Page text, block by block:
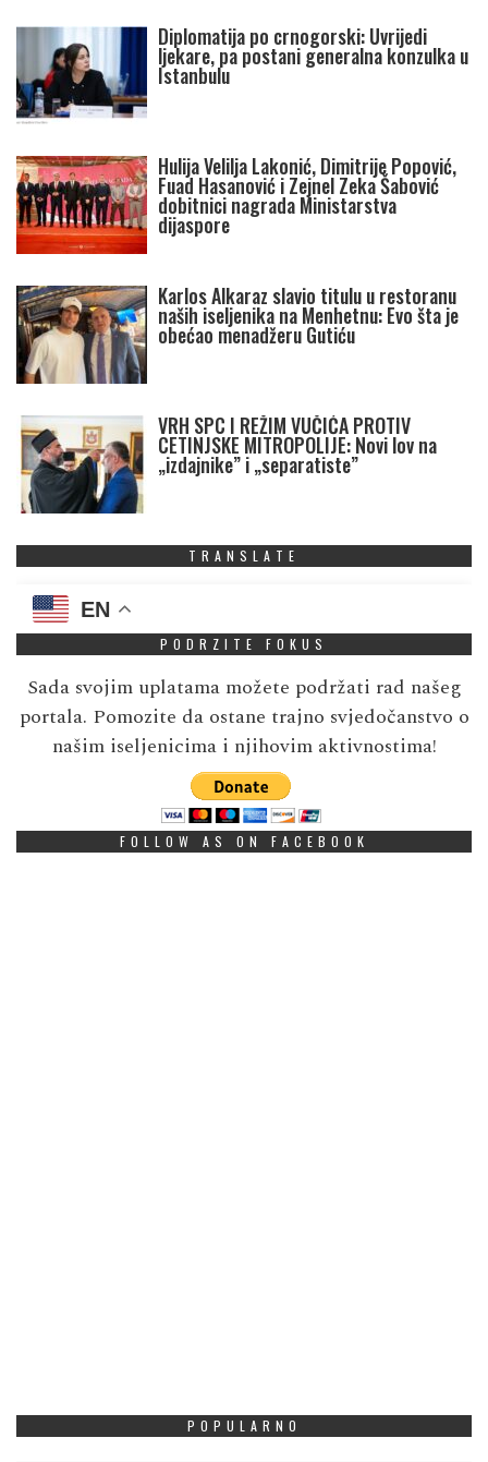
Diplomatija po crnogorski: Uvrijedi
ljekare, pa postani generalna konzulka u
Istanbulu
Hulija Velilja Lakonić, Dimitrije Popović,
Fuad Hasanović i Zejnel Zeka Šabović
dobitnici nagrada Ministarstva
dijaspore
Karlos Alkaraz slavio titulu u restoranu
naših iseljenika na Menhetnu: Evo šta je
obećao menadžeru Gutiću
VRH SPC I REŽIM VUČIĆA PROTIV
CETINJSKE MITROPOLIJE: Novi lov na
„izdajnike” i „separatiste”
TRANSLATE
EN
PODRZITE FOKUS
Sada svojim uplatama možete podržati rad našeg
portala. Pomozite da ostane trajno svjedočanstvo o
našim iseljenicima i njihovim aktivnostima!
FOLLOW AS ON FACEBOOK
POPULARNO